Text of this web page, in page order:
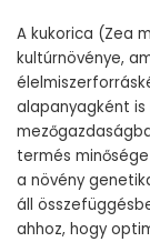
A kukorica (Zea
kultúrnövénye,
alapanyagként
termés
a növény
áll
ahhoz, hogy